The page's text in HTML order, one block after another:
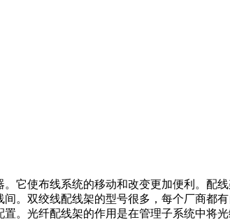
它使布线系统的移动和改变更加便利。配
。双绞线配线架的型号很多，每个厂商都
。光纤配线架的作用是在管理子系统中将